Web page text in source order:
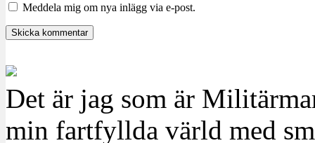
Meddela mig om nya inlägg via e-post.
Det är jag som är
min fartfyllda värld med